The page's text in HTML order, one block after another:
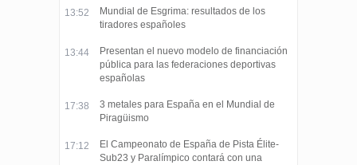
13:52
Mundial de Esgrima: resultados de los
tiradores españoles
13:44
Presentan el nuevo modelo de financiación
pública para las federaciones deportivas
españolas
17:38
3 metales para España en el Mundial de
Piragüismo
17:12
El Campeonato de España de Pista Élite-
Sub23 y Paralímpico contará con una